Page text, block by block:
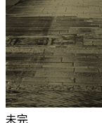
未完